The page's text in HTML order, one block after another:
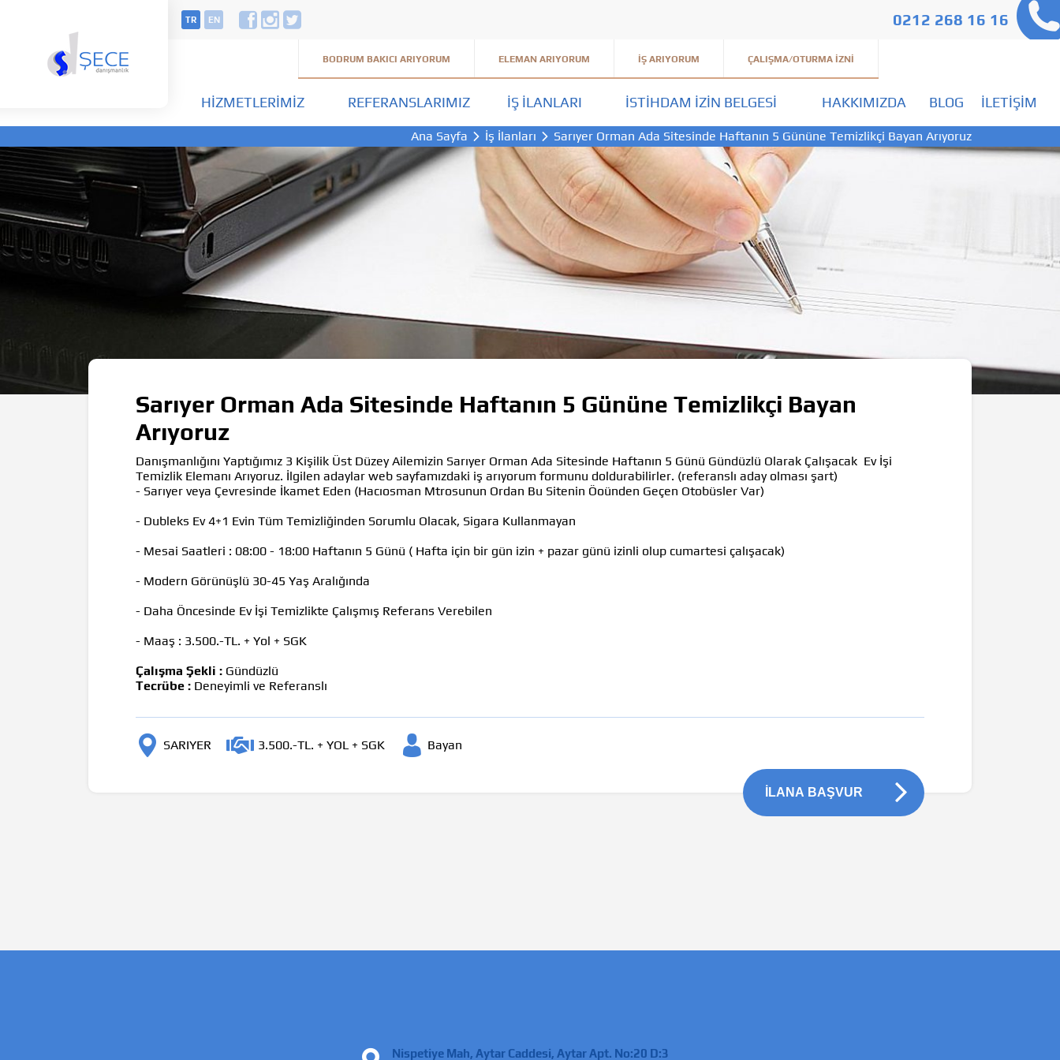
TR EN
BODRUM BAKICI ARIYORUM ELEMAN ARIYORUM İŞ ARIYORUM ÇALIŞMA/OTURMA İZNI
0212 268 16 16
HIZMETLERIMIZ REFERANSLARIMIZ İŞ İLANLARI İSTIHDAM İZIN BELGESI HAKKIMIZDA BLOG İLETIŞIM
Ana Sayfa İş İlanları Sarıyer Orman Ada Sitesinde Haftanın 5 Gününe Temizlikçi Bayan Arıyoruz
Sarıyer Orman Ada Sitesinde Haftanın 5 Gününe Temizlikçi Bayan
Arıyoruz
Danışmanlığını Yaptığımız 3 Kişilik Üst Düzey Ailemizin Sarıyer Orman Ada Sitesinde Haftanın 5 Günü Gündüzlü Olarak Çalışacak Ev İşi
Temizlik Elemanı Arıyoruz. İlgilen adaylar web sayfamızdaki iş arıyorum formunu doldurabilirler. (referanslı aday olması şart)
- Sarıyer veya Çevresinde İkamet Eden (Hacıosman Mtrosunun Ordan Bu Sitenin Öoünden Geçen Otobüsler Var)
- Dubleks Ev 4+1 Evin Tüm Temizliğinden Sorumlu Olacak, Sigara Kullanmayan
- Mesai Saatleri : 08:00 - 18:00 Haftanın 5 Günü ( Hafta için bir gün izin + pazar günü izinli olup cumartesi çalışacak)
- Modern Görünüşlü 30-45 Yaş Aralığında
- Daha Öncesinde Ev İşi Temizlikte Çalışmış Referans Verebilen
- Maaş : 3.500.-TL. + Yol + SGK
Çalışma Şekli : Gündüzlü
Tecrübe : Deneyimli ve Referanslı
SARIYER 3.500.-TL. + YOL + SGK Bayan
İLANA BAŞVUR
Nispetiye Mah, Aytar Caddesi, Aytar Apt. No:20 D:3